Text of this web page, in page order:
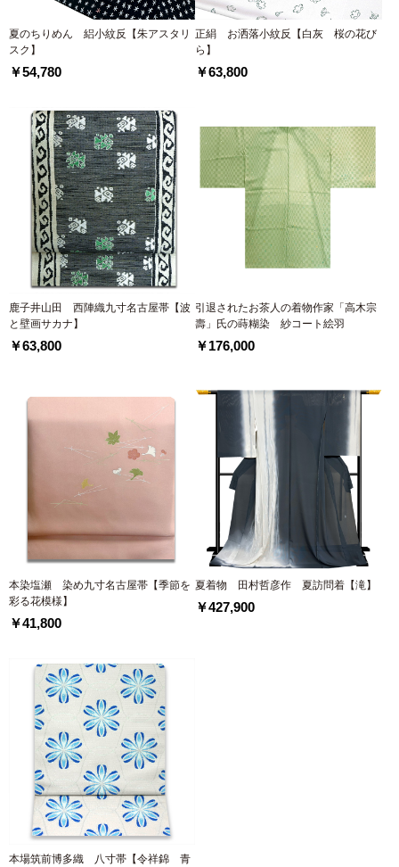
夏のちりめん 絽小紋反【朱アスタリ
スク】
￥54,780
正絹 お洒落小紋反【白灰 桜の花び
ら】
￥63,800
鹿子井山田 西陣織九寸名古屋帯【波
と壁画サカナ】
￥63,800
引退されたお茶人の着物作家「高木宗
壽」氏の蒔糊染 紗コート絵羽
￥176,000
本染塩瀬 染め九寸名古屋帯【季節を
彩る花模様】
￥41,800
夏着物 田村哲彦作 夏訪問着【滝】
￥427,900
本場筑前博多織 八寸帯【令祥錦 青